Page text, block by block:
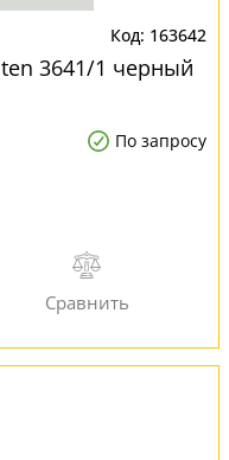
163642
3641/1 черный
По запросу